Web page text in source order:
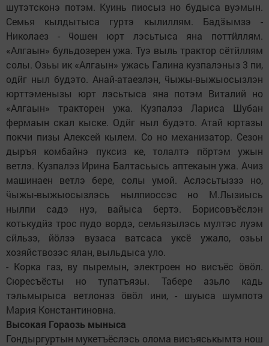
шутэтсконэ потэм. Куинь пиосыз но будыса вуэмын.
Семья кылдытыса гуртэ кылиллям. Бадӟымзэ -
Николаез - ӵошен юрт лэсьтыса яна поттӥллям.
«Алгаын» бульдозерен ужа. Туэ выль трактор сётӥллям
солы. Озьы ик «Алгаын» ужась Галина кузпалэныз 3 пи,
одӥг ныл будэто. Анай-атаезлэн, ӵыжы-выжыосызлэн
юрттэменызы юрт лэсьтыса яна потэм Виталий но
«Алгаын» тракторен ужа. Кузпалэз Лариса Шубан
фермаын скал кыске. Одӥг ныл будэто. Атай юртазы
покчи пизы Алексей кылем. Со но механизатор. Сезон
дыръя комбайнэ пуксиз ке, толалтэ пӧртэм ужын
ветлэ. Кузпалэз Ирина Балтасьысь аптекаын ужа. Ачиз
машинаен ветлэ бере, солы умой. Аслэсьтыззэ но,
ӵыжы-выжыосызлэсь нылпиоссэс но М.Лызиысь
нылпи садэ нуэ, вайыса бертэ. Борисовъёслэн
котькудӥз трос пудо вордэ, семьязылэсь мултэс луэм
сӥльзэ, йӧлзэ вузаса ватсаса уксё ужало, озьы
хозяйствозэс ялан, выльдыса уло.
- Корка газ, ву пыремын, электроен но висъёс ӧвӧл.
Сюресъёсты но тупатъязы. Табере азьло кадь
тэльмырыса ветлонэз ӧвӧл ини, - шуыса шумпотэ
Мария Константиновна.
Высокая Гораозь мыныса
Гондыргуртын мукетъёслэсь олома висъяськымтэ нош